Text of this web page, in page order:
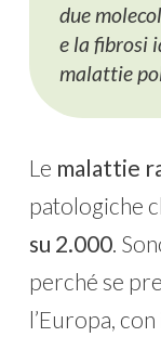
due
e la fibrosi
malattie
Le malattie
patologiche
su 2.000.
perché se
l’Europa,